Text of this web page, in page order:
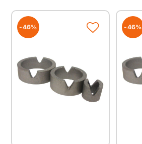
-46% -46%